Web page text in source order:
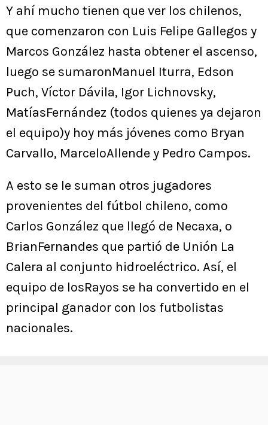
Y ahí mucho tienen que ver los chilenos,
que comenzaron con Luis Felipe Gallegos y
Marcos González hasta obtener el ascenso,
luego se sumaronManuel Iturra, Edson
Puch, Víctor Dávila, Igor Lichnovsky,
MatíasFernández (todos quienes ya dejaron
el equipo)y hoy más jóvenes como Bryan
Carvallo, MarceloAllende y Pedro Campos.
A esto se le suman otros jugadores
provenientes del fútbol chileno, como
Carlos González que llegó de Necaxa, o
BrianFernandes que partió de Unión La
Calera al conjunto hidroeléctrico. Así, el
equipo de losRayos se ha convertido en el
principal ganador con los futbolistas
nacionales.